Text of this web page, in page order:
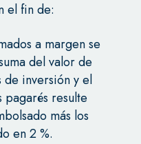
el fin de:
a margen se
del valor de
de inversión y el
resulte
más los
en 2 %.